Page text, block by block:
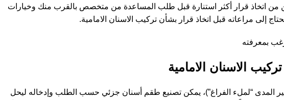
من اتخاذ قرار أكثر استنارة قبل طلب المساعدة من متخصص بالقرب منك وخيارات
إلى مراعاته قبل اتخاذ قرار بشأن تركيب الاسنان الامامية.
بمعرفته
تركيب الاسنان الامامية
المدى “لملء الفراغ”)، يمكن تصنيع طقم أسنان جزئي حسب الطلب وإدخاله ليحل